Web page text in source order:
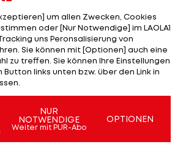
"unter Wahrung der
direkt aufsteigen. Auch über
der Regionalligen wurde
der Bundesliga wird sich
Thema
um allen Zwecken, Cookies
oder [Nur Notwendige] im LAOLA1
uns Peronsalisierung von
Sie können mit [Optionen] auch eine
zu treffen. Sie können Ihre Einstellungen
links unten bzw. über den Link in
NUR
NOTWENDIGE
Weiter mit PUR-Abo
OPTIONEN